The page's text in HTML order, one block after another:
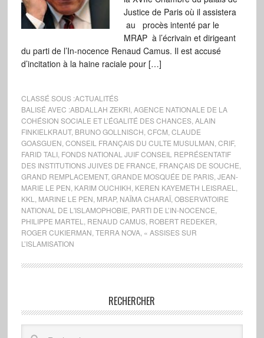
Justice de Paris où il assistera
au procès intenté par le
MRAP à l’écrivain et dirigeant
du parti de l’In-nocence Renaud Camus. Il est accusé
d’incitation à la haine raciale pour […]
CLASSÉ SOUS :ACTUALITÉS
BALISÉ AVEC :ABDALLAH ZEKRI, AGENCE NATIONALE DE LA
COHÉSION SOCIALE ET L’ÉGALITÉ DES CHANCES, ALAIN
FINKIELKRAUT, BRUNO GOLLNISCH CFCM CLAUDE
GOASGUEN CONSEIL FRANÇAIS DU CULTE MUSULMAN CRIF,
FARID TALI, FONDS NATIONAL JUIF CONSEIL REPRÉSENTATIF
DES INSTITUTIONS JUIVES DE FRANCE FRANÇAIS DE SOUCHE
GRAND REMPLACEMENT, GRANDE MOSQUÉE DE PARIS, JEAN-
MARIE LE PEN KARIM OUCHIKH KEREN KAYEMETH LEISRAEL
KKL
MARINE LE PEN MRAP, NAÏMA CHARAÏ, OBSERVATOIRE
NATIONAL DE L'ISLAMOPHOBIE PARTI DE L’IN-NOCENCE
PHILIPPE MARTEL
RENAUD CAMUS, ROBERT REDEKER
ROGER CUKIERMAN TERRA NOVA, « ASSISES SUR
L’ISLAMISATION
RECHERCHER